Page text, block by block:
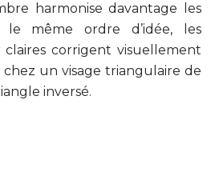
harmonise davantage les
le même ordre d’idée, les
corrigent visuellement
un visage triangulaire de
inversé.